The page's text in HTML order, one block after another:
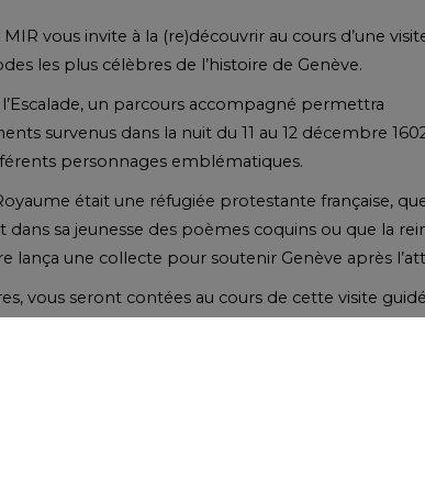
vous invite à la (re)découvrir au cours d’une
les plus célèbres de l’histoire de Genève.
un parcours accompagné permettra
survenus dans la nuit du 11 au 12 décembre
personnages emblématiques.
était une réfugiée protestante française,
sa jeunesse des poèmes coquins ou que la
lança une collecte pour soutenir Genève après
vous seront contées au cours de cette visite